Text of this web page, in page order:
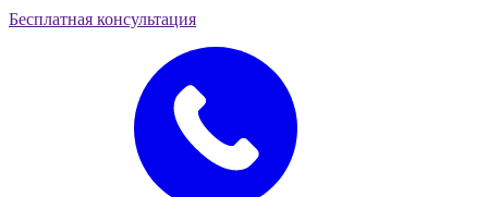
Бесплатная консультация